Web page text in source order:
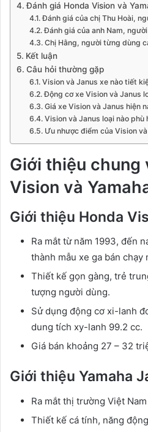
Đánh giá Honda Vision và
Đánh giá của chị Thu Hoài,
Đánh giá của anh Nam,
Chị Hằng, người từng dùng
Kết luận
Câu hỏi thường gặp
Vision và Janus xe nào tiết
Động cơ xe Vision và Janus
Giá xe Vision và Janus hiện
Vision và Janus loại nào phù
Ưu nhược điểm của Vision
Giới thiệu chung
Vision và
Giới thiệu Honda
Ra mắt từ năm 1993, đến
thành mẫu xe ga bán chạy
Thiết kế gọn gàng, trẻ
tượng người dùng.
Sử dụng động cơ xi-lanh
dung tích xy-lanh 99.2 cc.
Giá bán khoảng 27 – 32
Giới thiệu Yamaha
Ra mắt thị trường Việt
Thiết kế cá tính, năng